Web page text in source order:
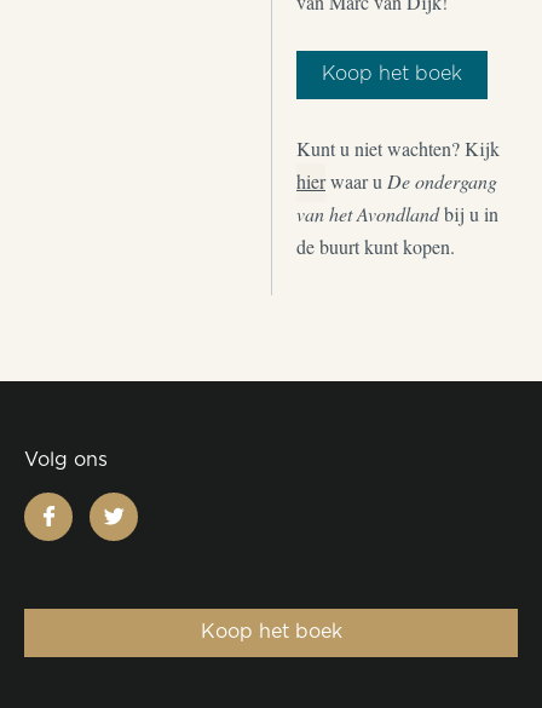
Koop het boek
Kunt u niet wachten? Kijk
hierwaar u De ondergang
van het Avondlandbij u in
de buurt kunt kopen.
Volg ons
facebooktwitter
Koop het boek